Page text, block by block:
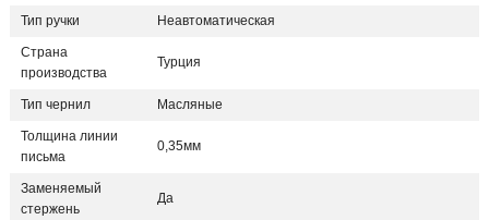
Тип ручки Неавтоматическая
Страна
производства
Турция
Тип чернил Масляные
Толщина линии
письма
0,35мм
Заменяемый
стержень
Да